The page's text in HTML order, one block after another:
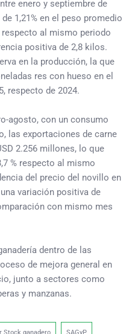
enero y septiembre de
1,21% en el peso promedio
al mismo periodo
positiva de 2,8 kilos.
en la producción, la que
res con hueso en el
respecto de 2024.
agosto, con un consumo
las exportaciones de carne
2.256 millones, lo que
% respecto al mismo
del precio del novillo en
variación positiva de
con mismo mes
dentro de las
de mejora general en
junto a sectores como
y manzanas.
Stock ganadero SAGyP